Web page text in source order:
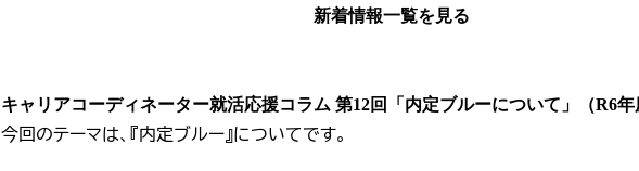
新着情報一覧を見る
キャリアコーディネーター就活応援コラム 第12回「内定ブルーについて」（R6年
今回のテーマは、『内定ブルー』についてです。